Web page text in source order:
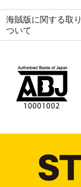
海賊版に関する取
ついて